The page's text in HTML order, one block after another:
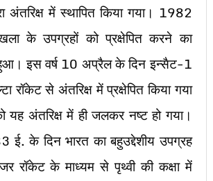
अंतरिक्ष में स्थापित किया गया। 1982
के उपग्रहों को प्रक्षेपित करने का
इस वर्ष 10 अप्रैल के दिन इन्सैट-1
रॉकेट से अंतरिक्ष में प्रक्षेपित किया गया
यह अंतरिक्ष में ही जलकर नष्ट हो गया।
के दिन भारत का बहुउद्देशीय उपग्रह
रॉकेट के माध्यम से पृथ्वी की कक्षा में